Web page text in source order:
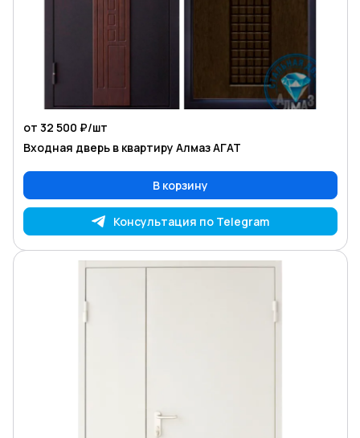
от 32 500 ₽/шт
Входная дверь в квартиру Алмаз АГАТ
В корзину
Консультация по Telegram